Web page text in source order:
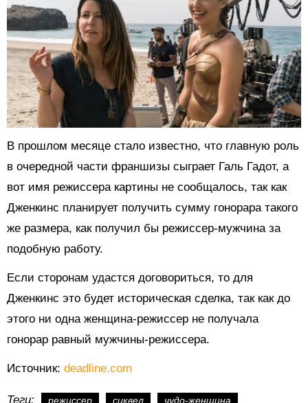
В прошлом месяце стало известно, что главную роль
в очередной части франшизы сыграет Галь Гадот, а
вот имя режиссера картины не сообщалось, так как
Дженкинс планирует получить сумму гонорара такого
же размера, как получил бы режиссер-мужчина за
подобную работу.
Если сторонам удастся договориться, то для
Дженкинс это будет историческая сделка, так как до
этого ни одна женщина-режиссер не получала
гонорар равный мужчины-режиссера.
Источник: deadline.com
Теги: режиссер сиквел чудо-женщина